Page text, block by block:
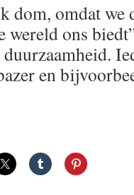
dom, omdat we
wereld ons
en